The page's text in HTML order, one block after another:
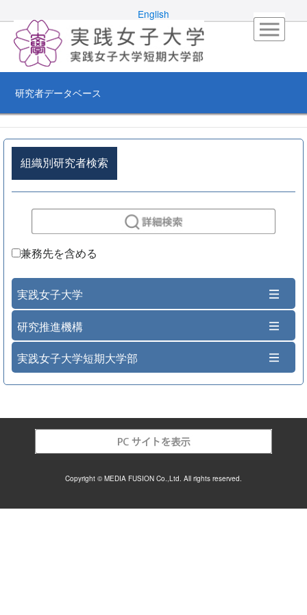
English
研究者データベース
組織別研究者検索
兼務先を含める
実践女子大学
研究推進機構
実践女子大学短期大学部
Copyright © MEDIA FUSION Co.,Ltd. All rights reserved.